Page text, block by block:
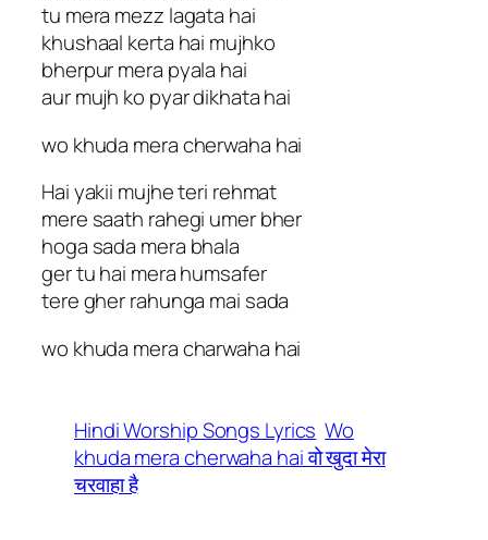
tu mera mezz lagata hai
khushaal kerta hai mujhko
bherpur mera pyala hai
aur mujh ko pyar dikhata hai
wo khuda mera cherwaha hai
Hai yakii mujhe teri rehmat
mere saath rahegi umer bher
hoga sada mera bhala
ger tu hai mera humsafer
tere gher rahunga mai sada
wo khuda mera charwaha hai
Hindi Worship Songs Lyrics Wo
khuda mera cherwaha hai वो खुदा मेरा
चरवाहा है